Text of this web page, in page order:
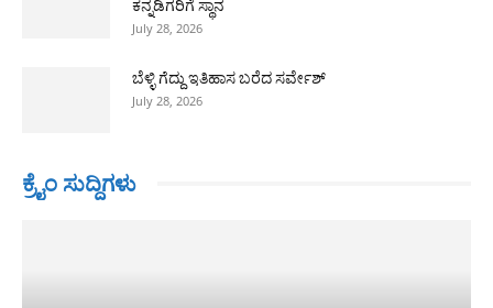
ಕನ್ನಡಿಗರಿಗೆ ಸ್ಥಾನ
July 28, 2026
ಬೆಳ್ಳಿ ಗೆದ್ದು ಇತಿಹಾಸ ಬರೆದ ಸರ್ವೇಶ್
July 28, 2026
ಕ್ರೈಂ ಸುದ್ದಿಗಳು